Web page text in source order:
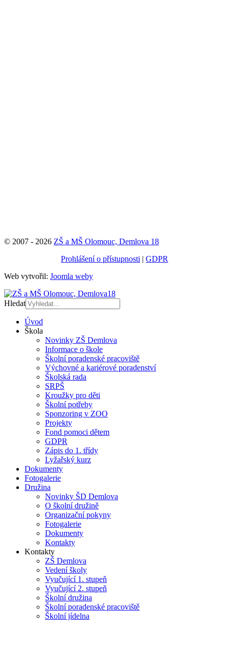
© 2007 - 2026 ZŠ a MŠ Olomouc, Demlova 18
Prohlášení o přístupnosti | GDPR
Web vytvořil: Joomla weby
Hledat
Úvod
Škola
Novinky ZŠ Demlova
Informace o škole
Školní poradenské pracoviště
Výchovné a kariérové poradenství
Školská rada
SRPŠ
Kroužky pro děti
Školní potřeby
Sponzoring v ZOO
Projekty
Fond pomoci dětem
GDPR
Zápis do 1. třídy
Lyžařský kurz
Dokumenty
Fotogalerie
Družina
Novinky ŠD Demlova
O školní družině
Organizační pokyny
Fotogalerie
Dokumenty
Kontakty
Kontakty
ZŠ Demlova
Vedení školy
Vyučující 1. stupeň
Vyučující 2. stupeň
Školní družina
Školní poradenské pracoviště
Školní jídelna